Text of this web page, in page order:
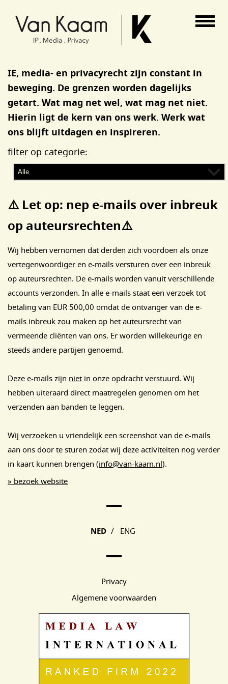
IE, media- en privacyrecht zijn constant in
beweging. De grenzen worden dagelijks
getart. Wat mag net wel, wat mag net niet.
Hierin ligt de kern van ons werk. Werk wat
ons blijft uitdagen en inspireren.
filter op categorie:
⚠️ Let op: nep e-mails over inbreuk
op auteursrechten⚠️
Wij hebben vernomen dat derden zich voordoen als onze
vertegenwoordiger en e-mails versturen over een inbreuk
op auteursrechten. De e-mails worden vanuit verschillende
accounts verzonden. In alle e-mails staat een verzoek tot
betaling van EUR 500,00 omdat de ontvanger van de e-
mails inbreuk zou maken op het auteursrecht van
vermeende cliënten van ons. Er worden willekeurige en
steeds andere partijen genoemd.
Deze e-mails zijn niet in onze opdracht verstuurd. Wij
hebben uiteraard direct maatregelen genomen om het
verzenden aan banden te leggen.
Wij verzoeken u vriendelijk een screenshot van de e-mails
aan ons door te sturen zodat wij deze activiteiten nog verder
in kaart kunnen brengen (info@van-kaam.nl).
» bezoek website
NED / ENG
Privacy
Algemene voorwaarden